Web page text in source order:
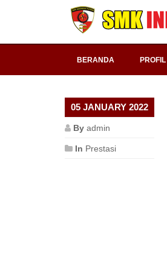
BERANDA PROFIL
05 JANUARY 2022
By admin
In Prestasi